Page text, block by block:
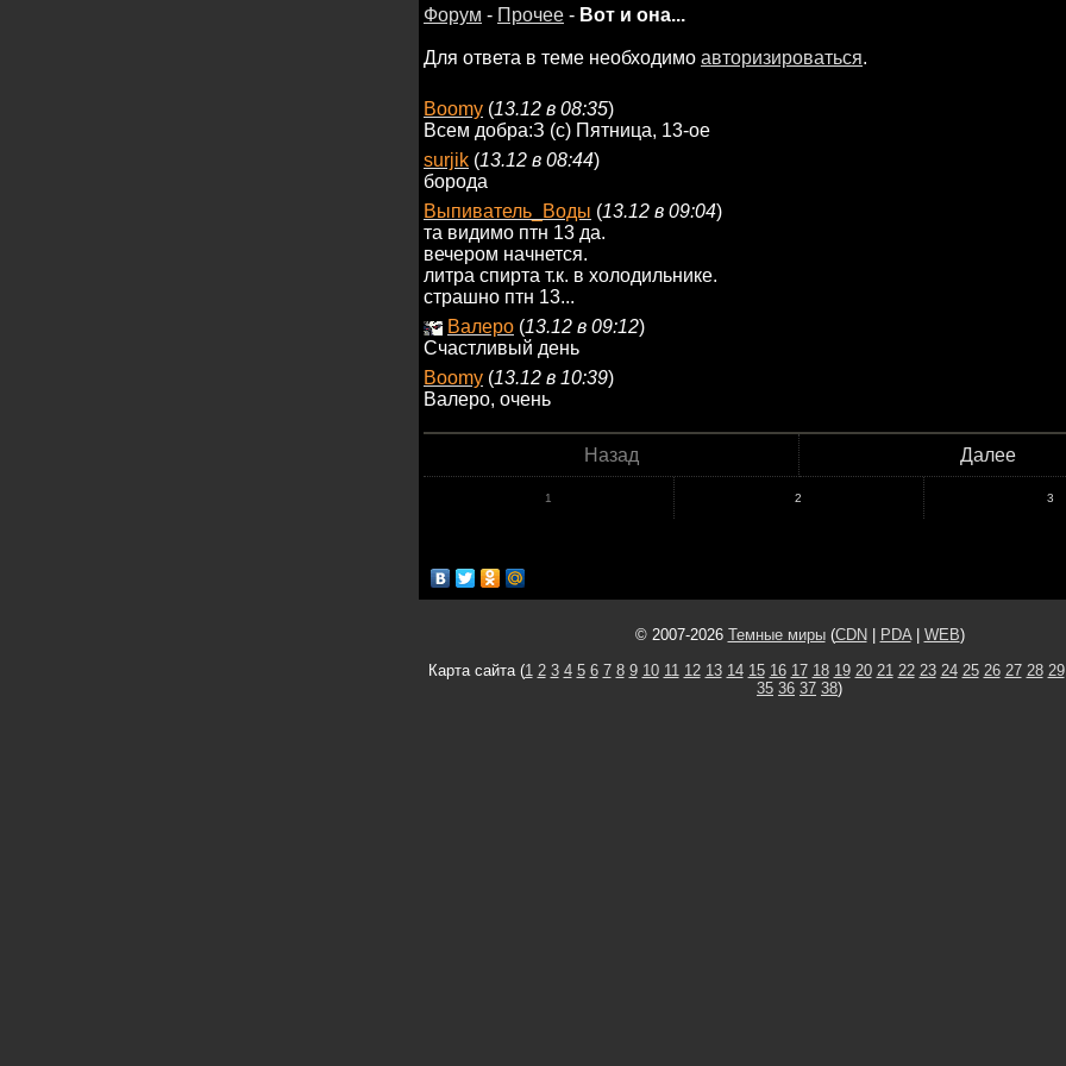
Форум - Прочее - Вот и она...
Для ответа в теме необходимо авторизироваться.
Boomy (13.12 в 08:35)
Всем добра:З (с) Пятница, 13-ое
surjik (13.12 в 08:44)
борода
Выпиватель_Воды (13.12 в 09:04)
та видимо птн 13 да.
вечером начнется.
литра спирта т.к. в холодильнике.
страшно птн 13...
Валеро (13.12 в 09:12)
Счастливый день
Boomy (13.12 в 10:39)
Валеро, очень
Назад Далее
1 2 3
© 2007-2026 Темные миры(CDN PDA| WEB)
Карта сайта (1 2 3 4 5 6 7 8 9 10 11 12 13 14 15 16 17 18 19 20 21 22 23 24 25 26 27 28 29
35 36 37 38)